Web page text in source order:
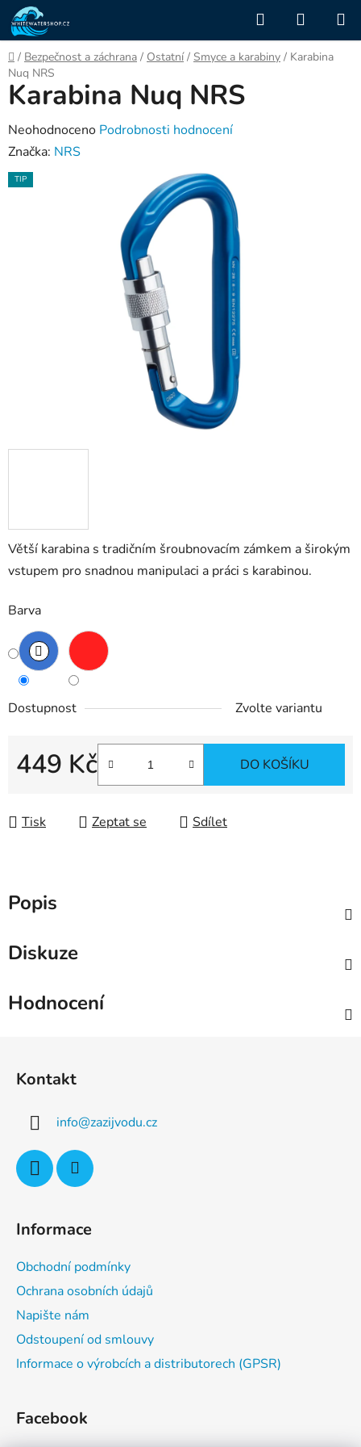
Přejít
na
obsah
Hledat
KOŠÍK
Domů
/ Bezpečnost a záchrana / Ostatní / Smyce a karabiny / Karabina
Nuq NRS
Větší karabina s tradičním šroubnovacím zámkem a širokým
vstupem pro snadnou manipulaci a práci s karabinou.
Barva
Dostupnost Zvolte variantu
449 Kč DO KOŠÍKU
Tisk Zeptat se Sdílet
Karabina Nuq NRS
Průměrné
hodnocení
produktu
Neohodnoceno Podrobnosti hodnocení
Značka: NRS
TIP
Popis
Diskuze
Hodnocení
Kontakt
info@zazijvodu.cz
Informace
Obchodní podmínky
Ochrana osobních údajů
Napište nám
Odstoupení od smlouvy
Informace o výrobcích a distributorech (GPSR)
Facebook